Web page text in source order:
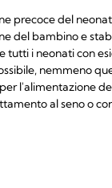
precoce del
del bambino e
tutti i neonati con
nemmeno
l'alimentazione
al seno o